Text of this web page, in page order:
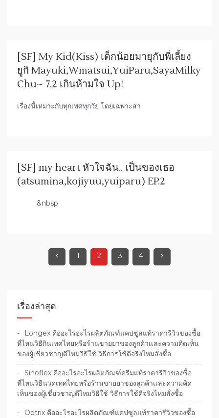
[SF] My Kid(Kiss) เด็กน้อยมายุกับพี่เลี้ยง
ยูกิ Mayuki,Wmatsui,YuiParu,SayaMilky
Chu~ 7.2 เกินห้ามใจ Up!
เรื่องนี้เหมาะกับทุกเพศทุกวัย โดยเฉพาะสา
[SF] my heart หัวใจฉัน.. เป็นของเธอ
(atsumina,kojiyuu,yuiparu) EP.2
&nbsp
1 2 3 4
เรื่องล่าสุด
Longex คืออะไรอะไรผลิตภัณฑ์แคปซูลแท้ราคารีวิวของซื้อ
ที่ไหนวิธีกินเทศไทยหรือร้านขายยาของลูกค้าเเละความคิดเห็น
ของผู้เชี่ยวชาญดีไหมวิธีใช้ วิธีการใช้ดีจริงไหมสั่งซื้อ
Sinoflex คืออะไรอะไรผลิตภัณฑ์ครีมแท้ราคารีวิวของซื้อ
ที่ไหนวิธีนวดเทศไทยหรือร้านขายยาของลูกค้าเเละความคิด
เห็นของผู้เชี่ยวชาญดีไหมวิธีใช้ วิธีการใช้ดีจริงไหมสั่งซื้อ
Optrix คืออะไรอะไรผลิตภัณฑ์แคปซูลแท้ราคารีวิวของซื้อ